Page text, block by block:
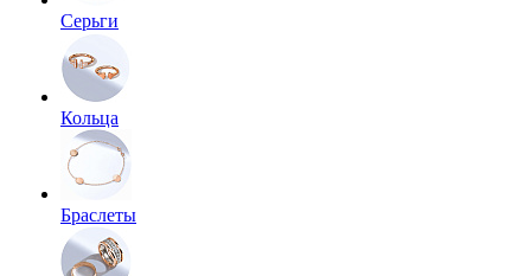
Серьги
Кольца
Браслеты